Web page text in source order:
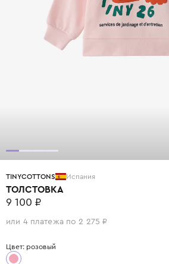
TINYCOTTONS Испания
ТОЛСТОВКА
9 100 ₽
или 4 платежа по 2 275 ₽
Цвет: розовый